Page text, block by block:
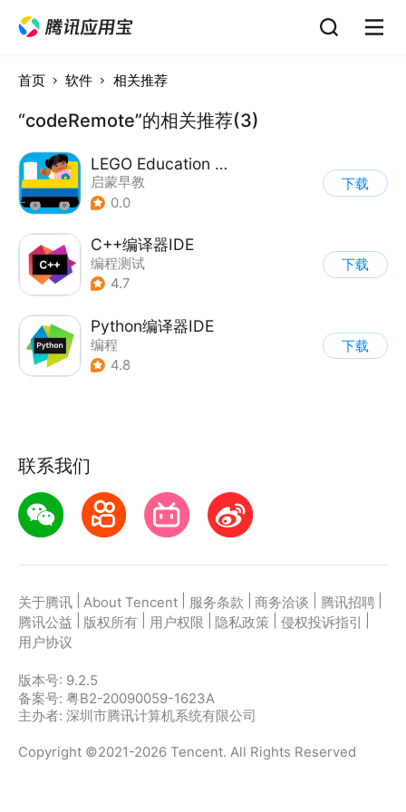
首页 软件 相关推荐
“codeRemote”的相关推荐(3)
LEGO Education Coding Express
启蒙早教
0.0
下载
C++编译器IDE
编程测试
4.7
下载
Python编译器IDE
编程
4.8
下载
联系我们
关于腾讯 About Tencent 服务条款 商务洽谈 腾讯招聘
腾讯公益
版权所有 用户权限 隐私政策 侵权投诉指引
用户协议
版本号: 9.2.5
备案号: 粤B2-20090059-1623A
主办者: 深圳市腾讯计算机系统有限公司
Copyright ©2021-2026 Tencent. All Rights Reserved